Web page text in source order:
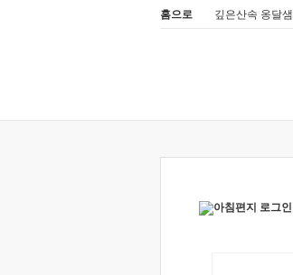
홈으로 깊은산속 옹달샘